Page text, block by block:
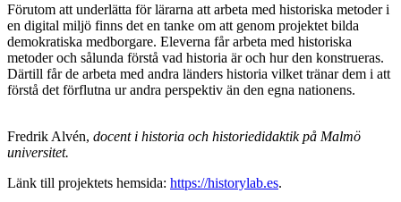
Förutom att underlätta för lärarna att arbeta med historiska metoder i
en digital miljö finns det en tanke om att genom projektet bilda
demokratiska medborgare. Eleverna får arbeta med historiska
metoder och sålunda förstå vad historia är och hur den konstrueras.
Därtill får de arbeta med andra länders historia vilket tränar dem i att
förstå det förflutna ur andra perspektiv än den egna nationens.
Fredrik Alvén, docent i historia och historiedidaktik på Malmö
universitet.
Länk till projektets hemsida: https://historylab.es.